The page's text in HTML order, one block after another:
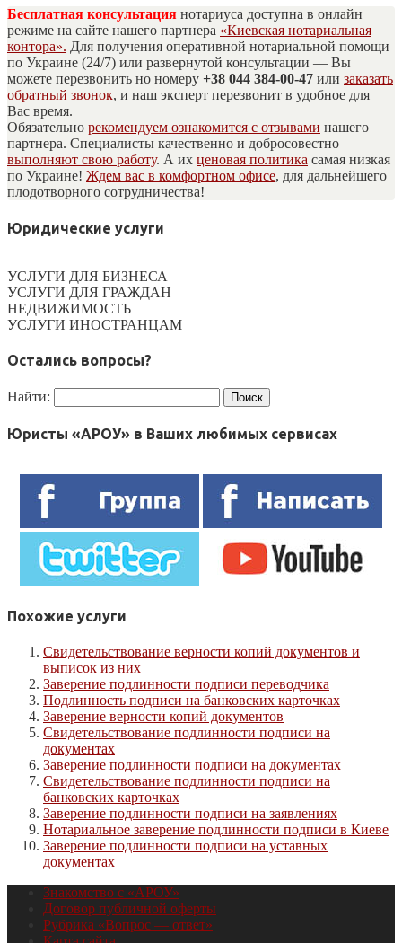
Бесплатная консультация нотариуса доступна в онлайн
режиме на сайте нашего партнера «Киевская нотариальная
контора». Для получения оперативной нотариальной помощи
по Украине (24/7) или развернутой консультации — Вы
можете перезвонить но номеру +38 044 384-00-47 или заказать
обратный звонок, и наш эксперт перезвонит в удобное для
Вас время.
Обязательно рекомендуем ознакомится с отзывами нашего
партнера. Специалисты качественно и добросовестно
выполняют свою работу. А их ценовая политика самая низкая
по Украине! Ждем вас в комфортном офисе, для дальнейшего
плодотворного сотрудничества!
Юридические услуги
УСЛУГИ ДЛЯ БИЗНЕСА
УСЛУГИ ДЛЯ ГРАЖДАН
НЕДВИЖИМОСТЬ
УСЛУГИ ИНОСТРАНЦАМ
Остались вопросы?
Найти:
Юристы «АРОУ» в Ваших любимых сервисах
Похожие услуги
Свидетельствование верности копий документов и
выписок из них
Заверение подлинности подписи переводчика
Подлинность подписи на банковских карточках
Заверение верности копий документов
Свидетельствование подлинности подписи на
документах
Заверение подлинности подписи на документах
Свидетельствование подлинности подписи на
банковских карточках
Заверение подлинности подписи на заявлениях
Нотариальное заверение подлинности подписи в Киеве
Заверение подлинности подписи на уставных
документах
Знакомство с «АРОУ»
Договор публичной оферты
Рубрика «Вопрос — ответ»